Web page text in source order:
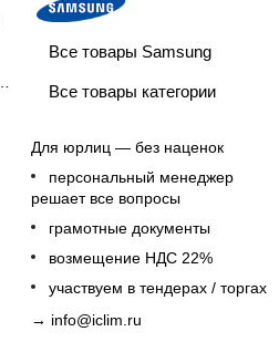
Все товары Samsung
Все товары категории
Для юрлиц — без наценок
персональный менеджер
решает все вопросы
грамотные документы
возмещение НДС 22%
участвуем в тендерах / торгах
→ info@iclim.ru